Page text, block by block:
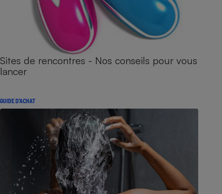
Sites de rencontres - Nos conseils pour vous
lancer
GUIDE D'ACHAT